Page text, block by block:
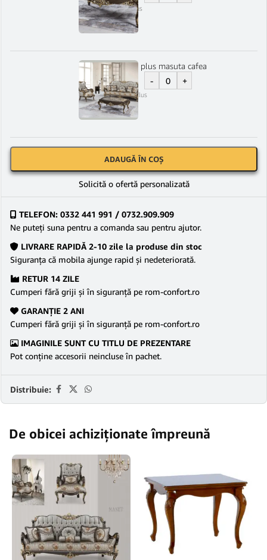
3.500leiTVA Inclus
Set Manet 3-1-1 plus masuta cafea
-
+
20.800leiTVA Inclus
ADAUGĂ ÎN COȘ
Solicită o ofertă personalizată
TELEFON: 0332 441 991 / 0732.909.909
Ne puteţi suna pentru a comanda sau pentru ajutor.
LIVRARE RAPIDĂ 2-10 zile la produse din stoc
Siguranţa că mobila ajunge rapid şi nedeteriorată.
RETUR 14 ZILE
Cumperi fără griji şi în siguranţă pe rom-confort.ro
GARANŢIE 2 ANI
Cumperi fără griji şi în siguranţă pe rom-confort.ro
IMAGINILE SUNT CU TITLU DE PREZENTARE
Pot conține accesorii neincluse în pachet.
Distribuie:
De obicei achiziționate împreună